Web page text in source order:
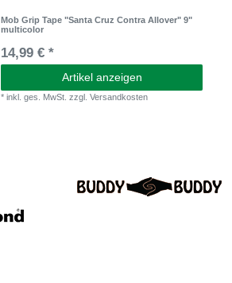
Mob Grip Tape "Santa Cruz Contra Allover" 9"
multicolor
14,99 € *
Artikel anzeigen
*inkl. ges. MwSt. zzgl.Versandkosten